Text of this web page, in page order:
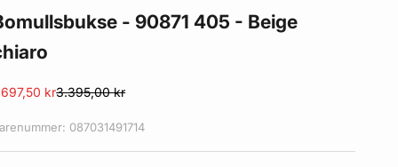
- 90871 405 - Beige
krNormalpris
3.395,00 kr
087031491714